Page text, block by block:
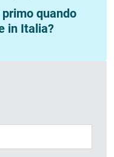
quando
in Italia?